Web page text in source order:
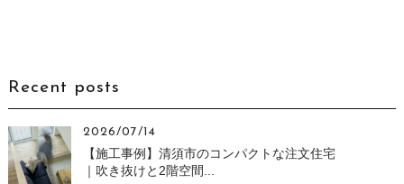
Recent posts
2026/07/14
【施工事例】清須市のコンパクトな注文住宅
｜吹き抜けと2階空間...